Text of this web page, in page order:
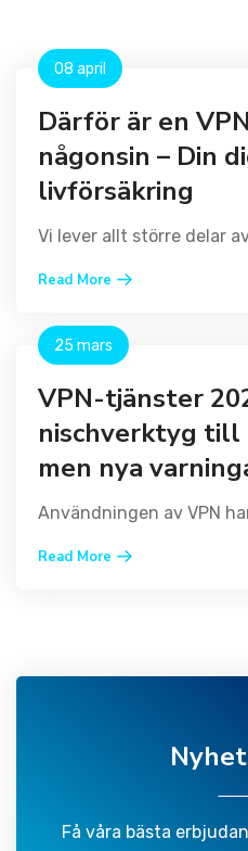
08 april
Därför är en
någonsin – Din
livförsäkring
Vi lever allt större delar
Read More
25 mars
VPN-tjänster
nischverktyg till
men nya
Användningen av VPN
Read More
Få våra bästa